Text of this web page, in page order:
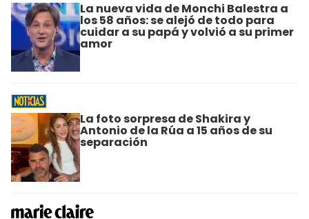
La nueva vida de Monchi Balestra a
los 58 años: se alejó de todo para
cuidar a su papá y volvió a su primer
amor
La foto sorpresa de Shakira y
Antonio de la Rúa a 15 años de su
separación